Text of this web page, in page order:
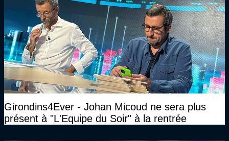
Girondins4Ever - Johan Micoud ne sera plus
présent à "L'Equipe du Soir" à la rentrée